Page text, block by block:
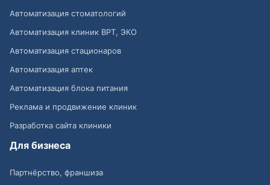
Автоматизация стоматологий
Автоматизация клиник ВРТ, ЭКО
Автоматизация стационаров
Автоматизация аптек
Автоматизация блока питания
Реклама и продвижение клиник
Разработка сайта клиники
Для бизнеса
Партнёрство, франшиза